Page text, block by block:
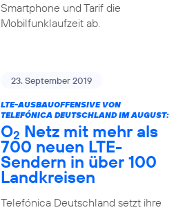
Smartphone und Tarif die
Mobilfunklaufzeit ab.
23. September 2019
LTE-AUSBAUOFFENSIVE VON
TELEFÓNICA DEUTSCHLAND IM AUGUST:
O2 Netz mit mehr als
700 neuen LTE-
Sendern in über 100
Landkreisen
Telefónica Deutschland setzt ihre